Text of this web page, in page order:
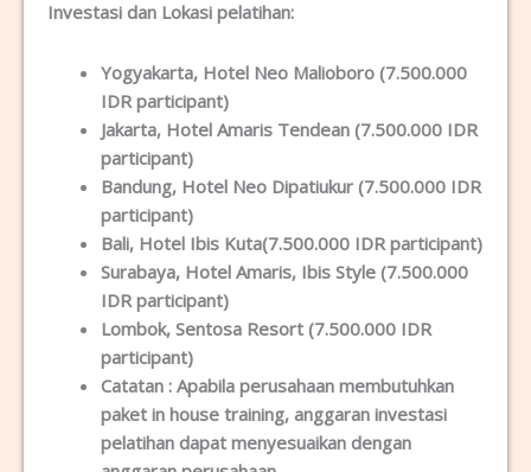
Investasi dan Lokasi pelatihan:
Yogyakarta, Hotel Neo Malioboro (7.500.000
IDR participant)
Jakarta, Hotel Amaris Tendean (7.500.000 IDR
participant)
Bandung, Hotel Neo Dipatiukur (7.500.000 IDR
participant)
Bali, Hotel Ibis Kuta(7.500.000 IDR participant)
Surabaya, Hotel Amaris, Ibis Style (7.500.000
IDR participant)
Lombok, Sentosa Resort (7.500.000 IDR
participant)
Catatan : Apabila perusahaan membutuhkan
paket in house training, anggaran investasi
pelatihan dapat menyesuaikan dengan